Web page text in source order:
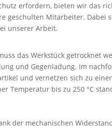
erfordern, bieten wir das
geschulten Mitarbeiter. Dabei
unserer Arbeit.
das Werkstück getrocknet
und Gegenladung. Im
und vernetzen sich zu
Temperatur bis zu 250 °C
der mechanischen